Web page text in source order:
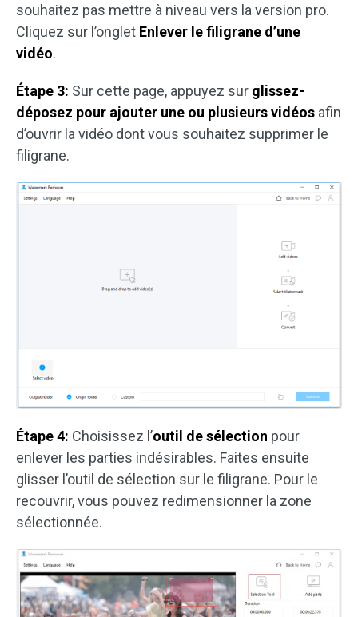
souhaitez pas mettre à niveau vers la version pro.
Cliquez sur l’onglet Enlever le filigrane d’une
vidéo.
Étape 3: Sur cette page, appuyez sur glissez-
déposez pour ajouter une ou plusieurs vidéos afin
d’ouvrir la vidéo dont vous souhaitez supprimer le
filigrane.
Étape 4: Choisissez l’outil de sélection pour
enlever les parties indésirables. Faites ensuite
glisser l’outil de sélection sur le filigrane. Pour le
recouvrir, vous pouvez redimensionner la zone
sélectionnée.